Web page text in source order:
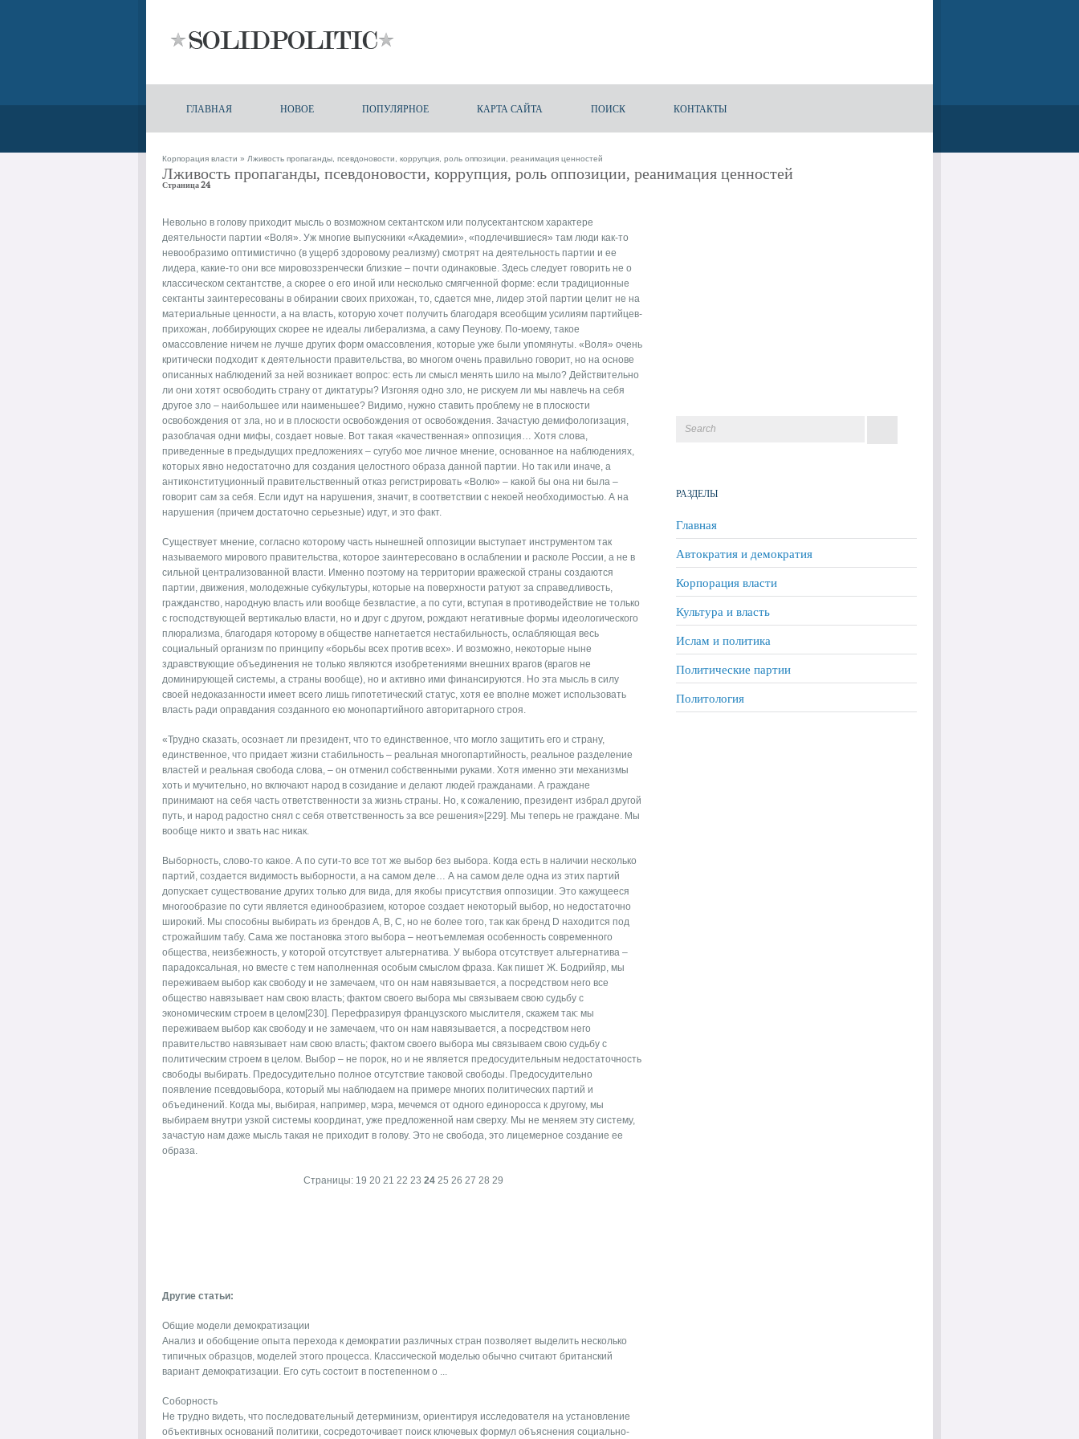
ГЛАВНАЯ НОВОЕ ПОПУЛЯРНОЕ КАРТА САЙТА ПОИСК КОНТАКТЫ
Корпорация власти » Лживость пропаганды, псевдоновости, коррупция, роль оппозиции, реанимация ценностей
Лживость пропаганды, псевдоновости, коррупция, роль оппозиции, реанимация ценностей
Страница 24
Невольно в голову приходит мысль о возможном сектантском или полусектантском характере
деятельности партии «Воля». Уж многие выпускники «Академии», «подлечившиеся» там люди как-то
невообразимо оптимистично (в ущерб здоровому реализму) смотрят на деятельность партии и ее
лидера, какие-то они все мировоззренчески близкие – почти одинаковые. Здесь следует говорить не о
классическом сектантстве, а скорее о его иной или несколько смягченной форме: если традиционные
сектанты заинтересованы в обирании своих прихожан, то, сдается мне, лидер этой партии целит не на
материальные ценности, а на власть, которую хочет получить благодаря всеобщим усилиям партийцев-
прихожан, лоббирующих скорее не идеалы либерализма, а саму Пеунову. По-моему, такое
омассовление ничем не лучше других форм омассовления, которые уже были упомянуты. «Воля» очень
критически подходит к деятельности правительства, во многом очень правильно говорит, но на основе
описанных наблюдений за ней возникает вопрос: есть ли смысл менять шило на мыло? Действительно
ли они хотят освободить страну от диктатуры? Изгоняя одно зло, не рискуем ли мы навлечь на себя
другое зло – наибольшее или наименьшее? Видимо, нужно ставить проблему не в плоскости
освобождения от зла, но и в плоскости освобождения от освобождения. Зачастую демифологизация,
разоблачая одни мифы, создает новые. Вот такая «качественная» оппозиция… Хотя слова,
приведенные в предыдущих предложениях – сугубо мое личное мнение, основанное на наблюдениях,
которых явно недостаточно для создания целостного образа данной партии. Но так или иначе, а
антиконституционный правительственный отказ регистрировать «Волю» – какой бы она ни была –
говорит сам за себя. Если идут на нарушения, значит, в соответствии с некоей необходимостью. А на
нарушения (причем достаточно серьезные) идут, и это факт.
Существует мнение, согласно которому часть нынешней оппозиции выступает инструментом так
называемого мирового правительства, которое заинтересовано в ослаблении и расколе России, а не в
сильной централизованной власти. Именно поэтому на территории вражеской страны создаются
партии, движения, молодежные субкультуры, которые на поверхности ратуют за справедливость,
гражданство, народную власть или вообще безвластие, а по сути, вступая в противодействие не только
с господствующей вертикалью власти, но и друг с другом, рождают негативные формы идеологического
плюрализма, благодаря которому в обществе нагнетается нестабильность, ослабляющая весь
социальный организм по принципу «борьбы всех против всех». И возможно, некоторые ныне
здравствующие объединения не только являются изобретениями внешних врагов (врагов не
доминирующей системы, а страны вообще), но и активно ими финансируются. Но эта мысль в силу
своей недоказанности имеет всего лишь гипотетический статус, хотя ее вполне может использовать
власть ради оправдания созданного ею монопартийного авторитарного строя.
«Трудно сказать, осознает ли президент, что то единственное, что могло защитить его и страну,
единственное, что придает жизни стабильность – реальная многопартийность, реальное разделение
властей и реальная свобода слова, – он отменил собственными руками. Хотя именно эти механизмы
хоть и мучительно, но включают народ в созидание и делают людей гражданами. А граждане
принимают на себя часть ответственности за жизнь страны. Но, к сожалению, президент избрал другой
путь, и народ радостно снял с себя ответственность за все решения»[229]. Мы теперь не граждане. Мы
вообще никто и звать нас никак.
Выборность, слово-то какое. А по сути-то все тот же выбор без выбора. Когда есть в наличии несколько
партий, создается видимость выборности, а на самом деле… А на самом деле одна из этих партий
допускает существование других только для вида, для якобы присутствия оппозиции. Это кажущееся
многообразие по сути является единообразием, которое создает некоторый выбор, но недостаточно
широкий. Мы способны выбирать из брендов А, В, С, но не более того, так как бренд D находится под
строжайшим табу. Сама же постановка этого выбора – неотъемлемая особенность современного
общества, неизбежность, у которой отсутствует альтернатива. У выбора отсутствует альтернатива –
парадоксальная, но вместе с тем наполненная особым смыслом фраза. Как пишет Ж. Бодрийяр, мы
переживаем выбор как свободу и не замечаем, что он нам навязывается, а посредством него все
общество навязывает нам свою власть; фактом своего выбора мы связываем свою судьбу с
экономическим строем в целом[230]. Перефразируя французского мыслителя, скажем так: мы
переживаем выбор как свободу и не замечаем, что он нам навязывается, а посредством него
правительство навязывает нам свою власть; фактом своего выбора мы связываем свою судьбу с
политическим строем в целом. Выбор – не порок, но и не является предосудительным недостаточность
свободы выбирать. Предосудительно полное отсутствие таковой свободы. Предосудительно
появление псевдовыбора, который мы наблюдаем на примере многих политических партий и
объединений. Когда мы, выбирая, например, мэра, мечемся от одного единоросса к другому, мы
выбираем внутри узкой системы координат, уже предложенной нам сверху. Мы не меняем эту систему,
зачастую нам даже мысль такая не приходит в голову. Это не свобода, это лицемерное создание ее
образа.
Страницы: 19 20 21 22 23 24 25 26 27 28 29
Другие статьи:
Общие модели демократизации
Анализ и обобщение опыта перехода к демократии различных стран позволяет выделить несколько
типичных образцов, моделей этого процесса. Классической моделью обычно считают британский
вариант демократизации. Его суть состоит в постепенном о ...
Соборность
Не трудно видеть, что последовательный детерминизм, ориентируя исследователя на установление
объективных оснований политики, сосредоточивает поиск ключевых формул объяснения социально-
РАЗДЕЛЫ
Главная
Автократия и демократия
Корпорация власти
Культура и власть
Ислам и политика
Политические партии
Политология